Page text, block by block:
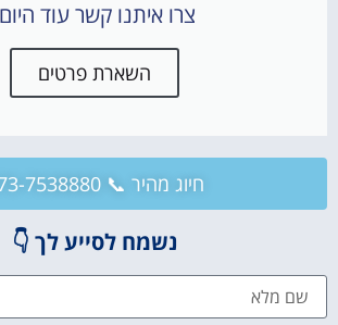
צרו איתנו קשר עוד
השארת פרטים
חיוג מהיר 📞 073-7538880
נשמח לסייע לך 👇